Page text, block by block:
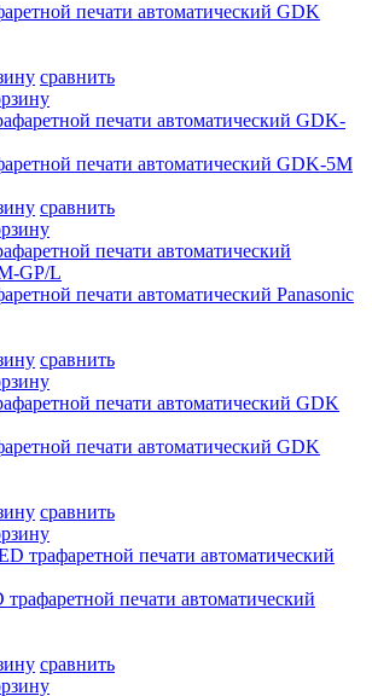
печати автоматический GDK
сравнить
печати автоматический GDK-5M
сравнить
печати автоматический Panasonic
сравнить
печати автоматический GDK
сравнить
печати автоматический
сравнить